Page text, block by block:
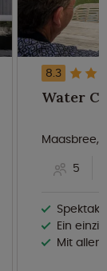
8.3
Maasbree,
5
Spektakuläre
Ein
Mit